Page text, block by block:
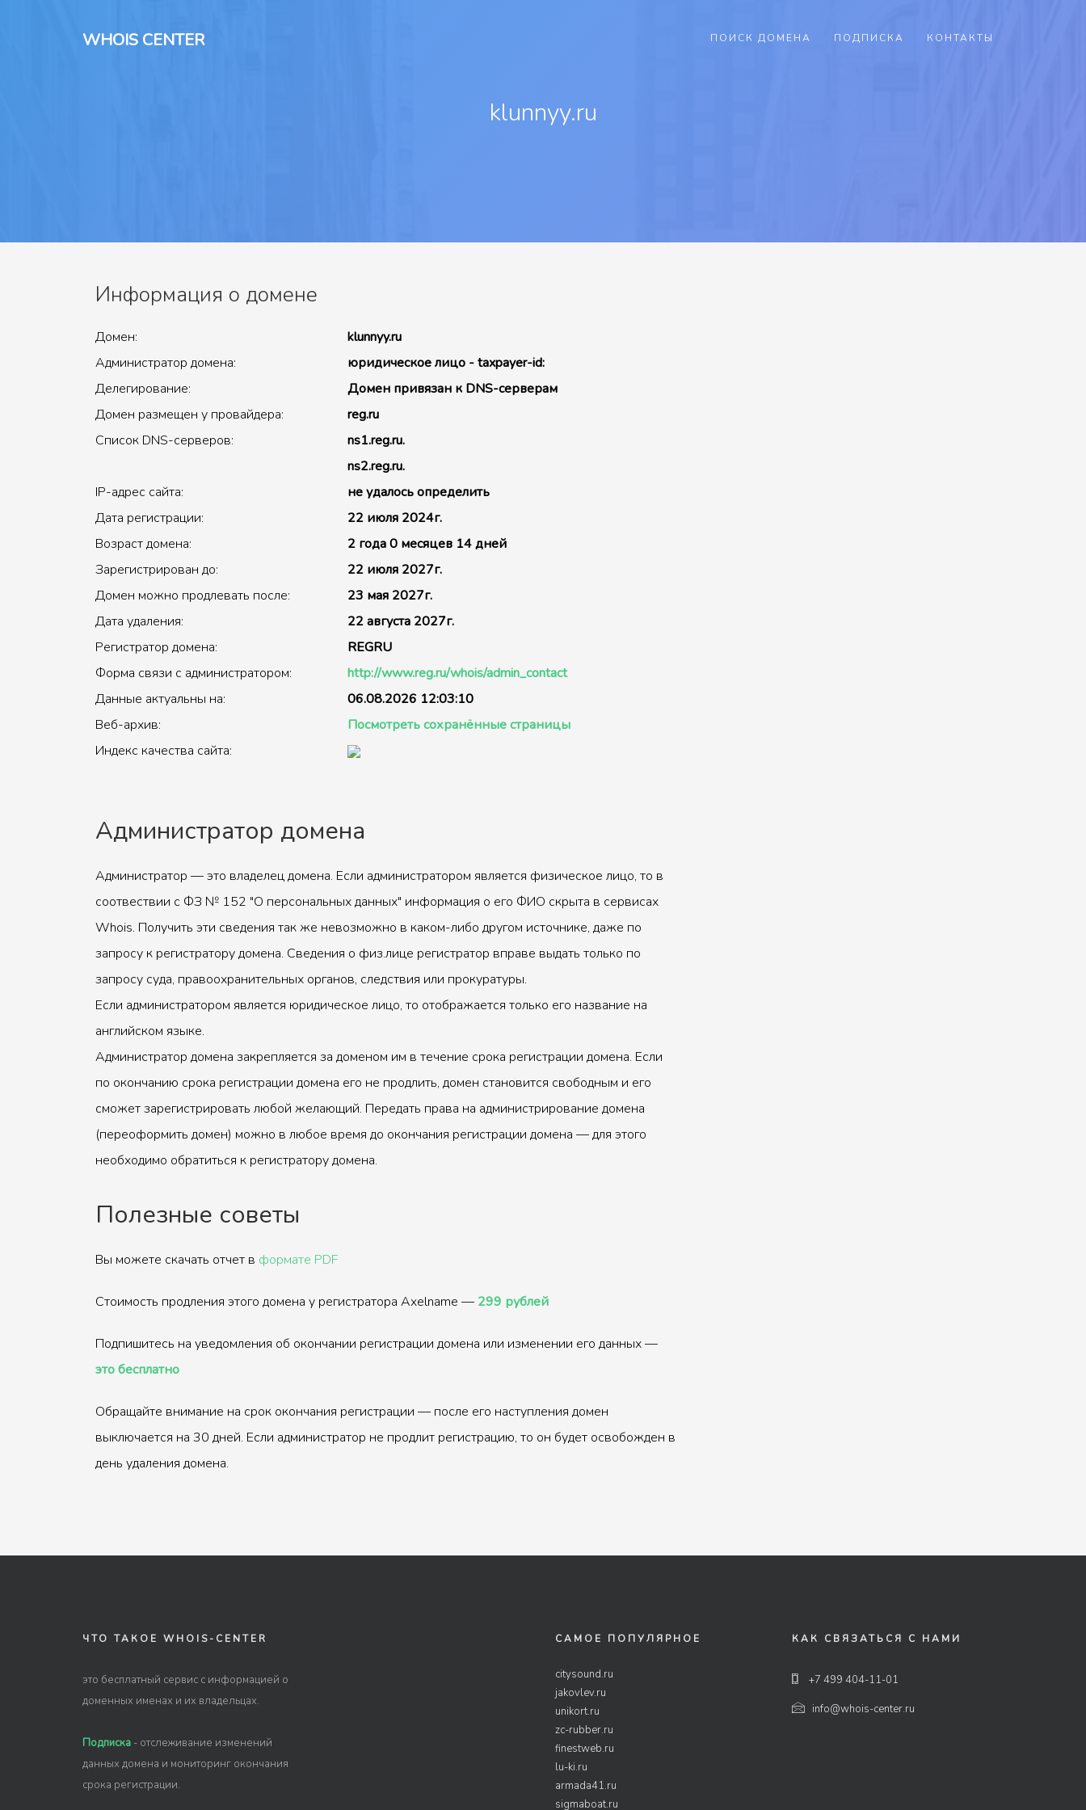
WHOIS CENTER ПОИСК ДОМЕНА ПОДПИСКА КОНТАКТЫ
klunnyy.ru
Информация о домене
Домен:
klunnyy.ru
Администратор домена:
юридическое лицо - taxpayer-id:
Делегирование:
Домен привязан к DNS-серверам
Домен размещен у провайдера:
reg.ru
Список DNS-серверов:
ns1.reg.ru.
ns2.reg.ru.
IP-адрес сайта:
не удалось определить
Дата регистрации:
22 июля 2024г.
Возраст домена:
2 года 0 месяцев 14 дней
Зарегистрирован до:
22 июля 2027г.
Домен можно продлевать после:
23 мая 2027г.
Дата удаления:
22 августа 2027г.
Регистратор домена:
REGRU
Форма связи с администратором:
http://www.reg.ru/whois/admin_contact
Данные актуальны на:
06.08.2026 12:03:10
Веб-архив:
Посмотреть сохранённые страницы
Индекс качества сайта:
Администратор домена
Администратор — это владелец домена. Если администратором является физическое лицо, то в
соотвествии с ФЗ № 152 "О персональных данных" информация о его ФИО скрыта в сервисах
Whois. Получить эти сведения так же невозможно в каком-либо другом источнике, даже по
запросу к регистратору домена. Сведения о физ.лице регистратор вправе выдать только по
запросу суда, правоохранительных органов, следствия или прокуратуры.
Если администратором является юридическое лицо, то отображается только его название на
английском языке.
Администратор домена закрепляется за доменом им в течение срока регистрации домена. Если
по окончанию срока регистрации домена его не продлить, домен становится свободным и его
сможет зарегистрировать любой желающий. Передать права на администрирование домена
(переоформить домен) можно в любое время до окончания регистрации домена — для этого
необходимо обратиться к регистратору домена.
Полезные советы
Вы можете скачать отчет в формате PDF
Стоимость продления этого домена у регистратора Axelname — 299 рублей
Подпишитесь на уведомления об окончании регистрации домена или изменении его данных —
это бесплатно
Обращайте внимание на срок окончания регистрации — после его наступления домен
выключается на 30 дней. Если администратор не продлит регистрацию, то он будет освобожден в
день удаления домена.
ЧТО ТАКОЕ WHOIS-CENTER
это бесплатный сервис с информацией о
доменных именах и их владельцах.
Подписка - отслеживание изменений
данных домена и мониторинг окончания
срока регистрации.
САМОЕ ПОПУЛЯРНОЕ
citysound.ru
jakovlev.ru
unikort.ru
zc-rubber.ru
finestweb.ru
lu-ki.ru
armada41.ru
sigmaboat.ru
КАК СВЯЗАТЬСЯ С НАМИ
+7 499 404-11-01
info@whois-center.ru